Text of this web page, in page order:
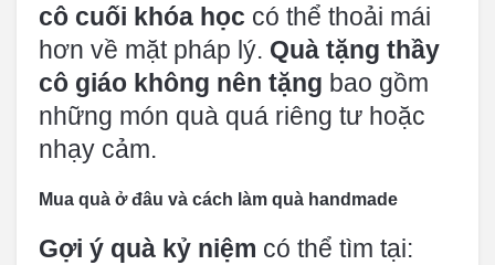
cô cuối khóa học có thể thoải mái
hơn về mặt pháp lý. Quà tặng thầy
cô giáo không nên tặng bao gồm
những món quà quá riêng tư hoặc
nhạy cảm.
Mua quà ở đâu và cách làm quà handmade
Gợi ý quà kỷ niệm có thể tìm tại: